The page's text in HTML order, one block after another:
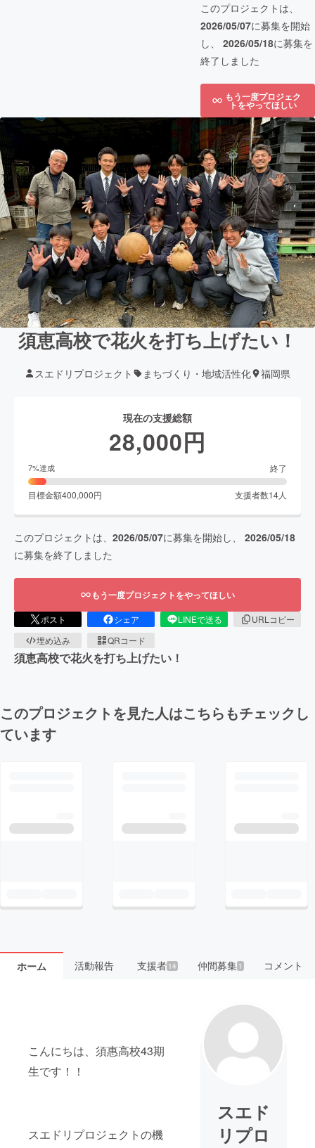
このプロジェクトは、
2026/05/07に募集を開始
し、 2026/05/18に募集を
終了しました
もう一度プロジェク
トをやってほしい
須恵高校で花火を打ち上げたい！
スエドリプロジェクト まちづくり・地域活性化 福岡県
現在の支援総額
28,000円
7%達成 終了
目標金額400,000円 支援者数14人
このプロジェクトは、 2026/05/07に募集を開始し、 2026/05/18
に募集を終了しました
もう一度プロジェクトをやってほしい
ポスト シェア LINEで送る
URLコピー
埋め込み
QRコード
須恵高校で花火を打ち上げたい！
このプロジェクトを見た人はこちらもチェックし
ています
ホーム 活動報告 支援者 14 仲間募集 1 コメント
こんにちは、須惠高校43期
生です！！
スエドリプロジェクトの機
スエド
リプロ